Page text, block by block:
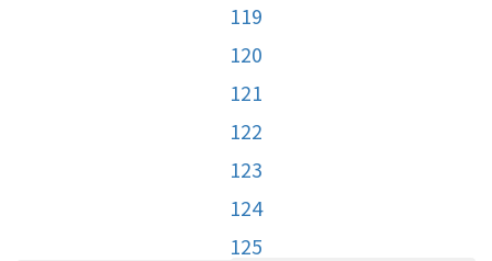
119
120
121
122
123
124
125